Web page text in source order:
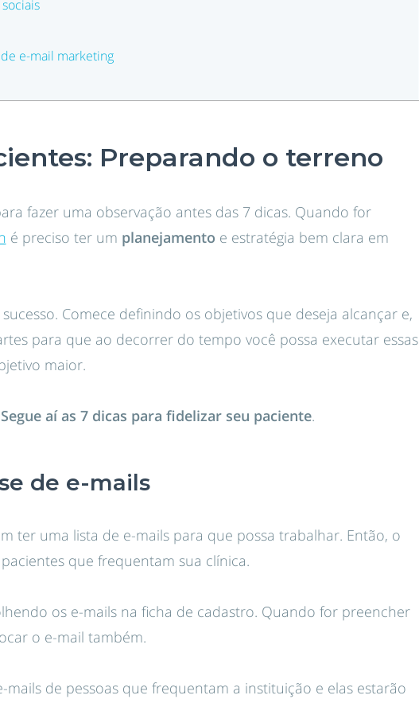
e-mail marketing
Preparando o terreno
fazer uma observação antes das 7 dicas. Quando for
é preciso ter um planejamento e estratégia bem clara em
Comece definindo os objetivos que deseja alcançar e,
para que ao decorrer do tempo você possa executar essas
maior.
Segue aí as 7 dicas para fidelizar seu paciente.
de e-mails
ter uma lista de e-mails para que possa trabalhar. Então, o
que frequentam sua clínica.
os e-mails na ficha de cadastro. Quando for preencher
o e-mail também.
de pessoas que frequentam a instituição e elas estarão